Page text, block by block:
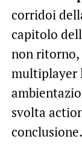
corridoi
capitolo
non ritorno,
multiplayer
svolta
conclusione.